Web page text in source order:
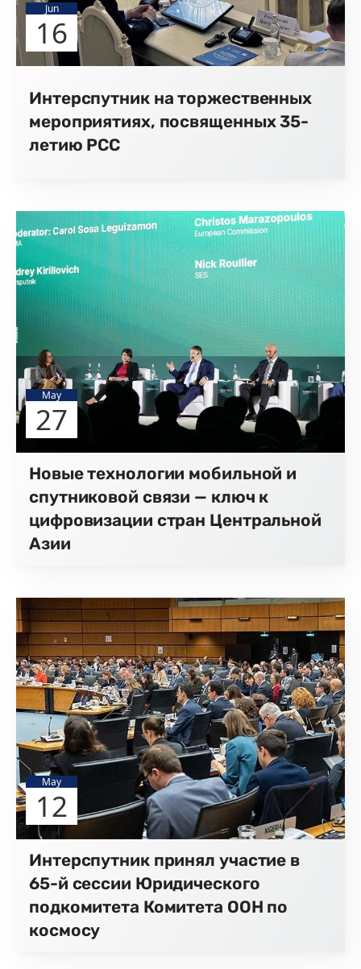
Jun
16
Интерспутник на торжественных
мероприятиях, посвященных 35-
летию РСС
May
27
Новые технологии мобильной и
спутниковой связи — ключ к
цифровизации стран Центральной
Азии
May
12
Интерспутник принял участие в
65-й сессии Юридического
подкомитета Комитета ООН по
космосу